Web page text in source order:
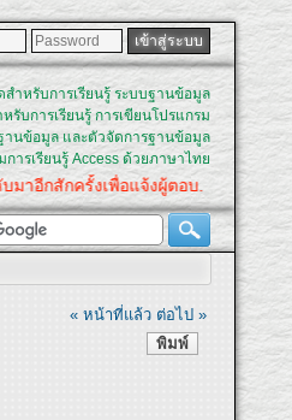
ำหรับการเรียนรู้ ระบบฐานข้อมูล
รับการเรียนรู้ การเขียนโปรแกรม
านข้อมูล และตัวจัดการฐานข้อมูล
การเรียนรู้ Access ด้วยภาษาไทย
าอีกสักครั้งเพื่อแจ้งผู้ตอบ.
« หน้าที่แล้ว ต่อไป »
พิมพ์